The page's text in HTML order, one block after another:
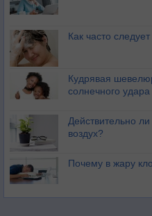
Как часто
Кудрявая
солнечного удара
Действительно
воздух?
Почему в жару